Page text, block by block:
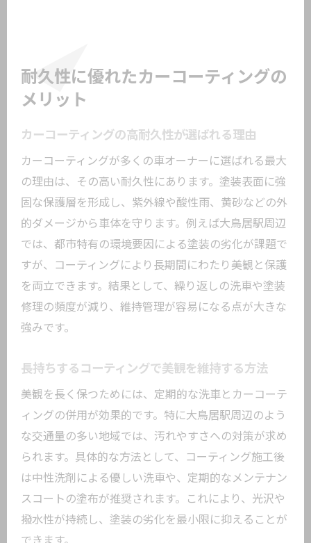
耐久性に優れたカーコーティングの
メリット
カーコーティングの高耐久性が選ばれる理由
カーコーティングが多くの車オーナーに選ばれる最大
の理由は、その高い耐久性にあります。塗装表面に強
固な保護層を形成し、紫外線や酸性雨、黄砂などの外
的ダメージから車体を守ります。例えば大鳥居駅周辺
では、都市特有の環境要因による塗装の劣化が課題で
すが、コーティングにより長期間にわたり美観と保護
を両立できます。結果として、繰り返しの洗車や塗装
修理の頻度が減り、維持管理が容易になる点が大きな
強みです。
長持ちするコーティングで美観を維持する方法
美観を長く保つためには、定期的な洗車とカーコーテ
ィングの併用が効果的です。特に大鳥居駅周辺のよう
な交通量の多い地域では、汚れやすさへの対策が求め
られます。具体的な方法として、コーティング施工後
は中性洗剤による優しい洗車や、定期的なメンテナン
スコートの塗布が推奨されます。これにより、光沢や
撥水性が持続し、塗装の劣化を最小限に抑えることが